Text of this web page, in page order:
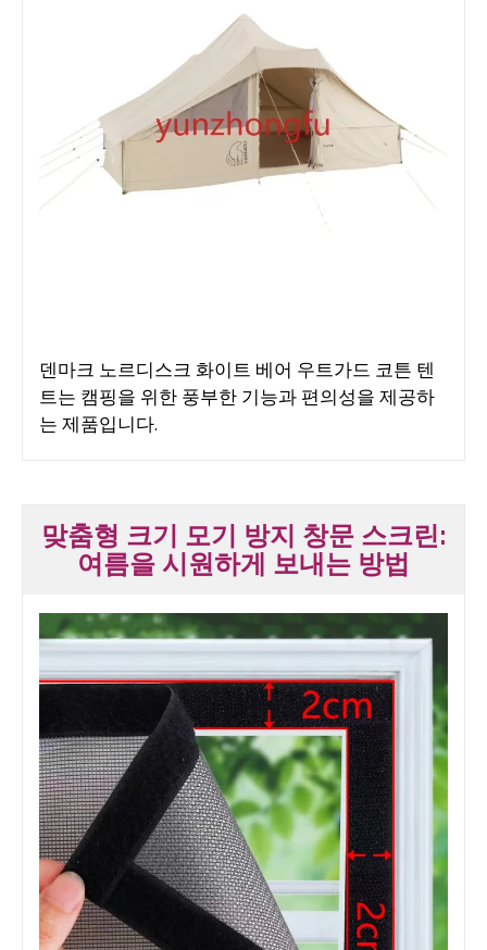
덴마크 노르디스크 화이트 베어 우트가드 코튼 텐
트는 캠핑을 위한 풍부한 기능과 편의성을 제공하
는 제품입니다.
맞춤형 크기 모기 방지 창문 스크린:
여름을 시원하게 보내는 방법